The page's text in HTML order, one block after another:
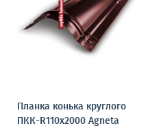
Планка конька круглого
ПКК-R110х2000 Agneta